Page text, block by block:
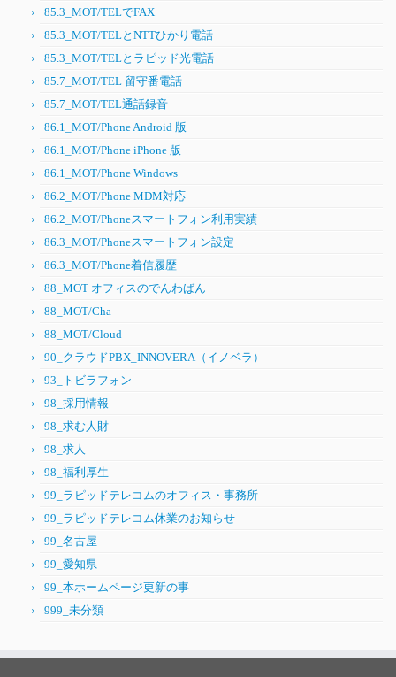
85.3_MOT/TELでFAX
85.3_MOT/TELとNTTひかり電話
85.3_MOT/TELとラピッド光電話
85.7_MOT/TEL 留守番電話
85.7_MOT/TEL通話録音
86.1_MOT/Phone Android 版
86.1_MOT/Phone iPhone 版
86.1_MOT/Phone Windows
86.2_MOT/Phone MDM対応
86.2_MOT/Phoneスマートフォン利用実績
86.3_MOT/Phoneスマートフォン設定
86.3_MOT/Phone着信履歴
88_MOT オフィスのでんわばん
88_MOT/Cha
88_MOT/Cloud
90_クラウドPBX_INNOVERA（イノベラ）
93_トビラフォン
98_採用情報
98_求む人財
98_求人
98_福利厚生
99_ラピッドテレコムのオフィス・事務所
99_ラピッドテレコム休業のお知らせ
99_名古屋
99_愛知県
99_本ホームページ更新の事
999_未分類